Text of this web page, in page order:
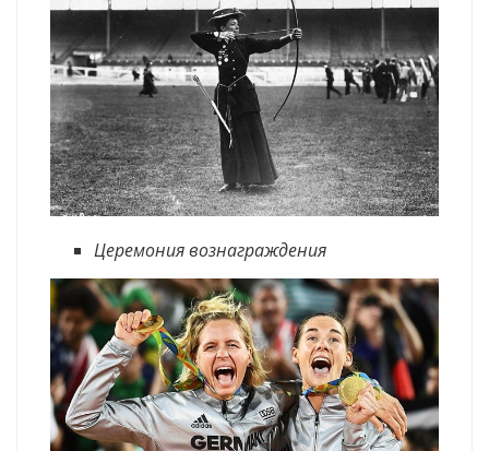
Церемония вознаграждения